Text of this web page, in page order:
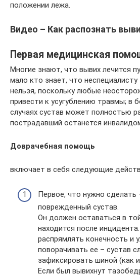
положении лежа.
Видео – Как распознать
Первая медицинская
Многие знают, что вывих лечится
мало кто знает, что
нельзя, поскольку любые
привести к усугублению травмы; в
случаях сустав может полностью
пострадавший останется
Доврачебная помощь
включает в себя следующие
Первое, что нужно сделать
поврежденный сустав.
Он должен оставаться в
находится после
распрямлять конечность и
поворачивать ее – сустав
зафиксировать шиной (как
Если был вывихнут